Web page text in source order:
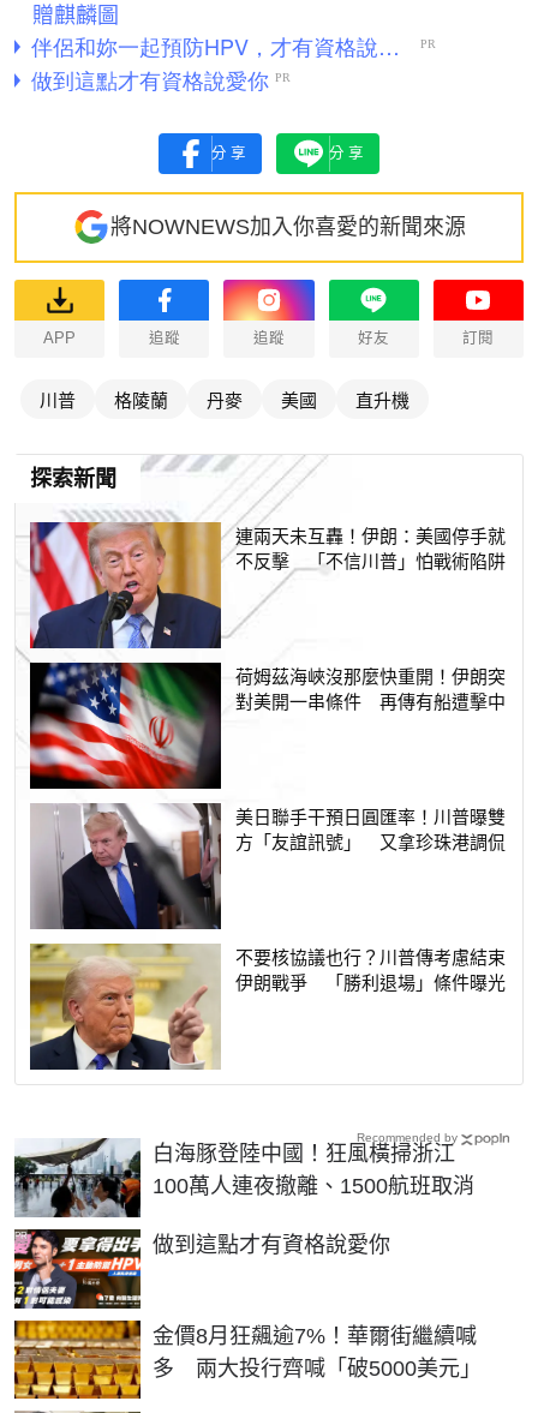
贈麒麟圖
分享 分享
將NOWNEWS加入你喜愛的新聞來源
APP 追蹤 追蹤 好友 訂閱
川普 格陵蘭 丹麥 美國 直升機
探索新聞
連兩天未互轟！伊朗：美國停手就
不反擊 「不信川普」怕戰術陷阱
荷姆茲海峽沒那麼快重開！伊朗突
對美開一串條件 再傳有船遭擊中
美日聯手干預日圓匯率！川普曝雙
方「友誼訊號」 又拿珍珠港調侃
不要核協議也行？川普傳考慮結束
伊朗戰爭 「勝利退場」條件曝光
白海豚登陸中國！狂風橫掃浙江
100萬人連夜撤離、1500航班取消
做到這點才有資格說愛你
PR
金價8月狂飆逾7%！華爾街繼續喊
多 兩大投行齊喊「破5000美元」
Recommended by